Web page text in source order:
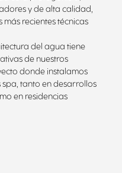
y de alta calidad,
recientes técnicas
del agua tiene
de nuestros
donde instalamos
spa, tanto en desarrollos
en residencias